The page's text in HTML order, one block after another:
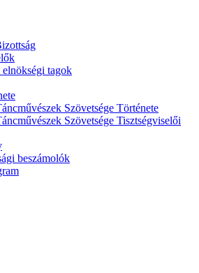
tagok
Szövetsége Története
Szövetsége Tisztségviselői
beszámolók